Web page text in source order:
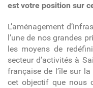
est votre position sur
L’aménagement
l’une de nos grandes
les moyens de
secteur d’activités à
française de l’île sur
cet objectif que nous